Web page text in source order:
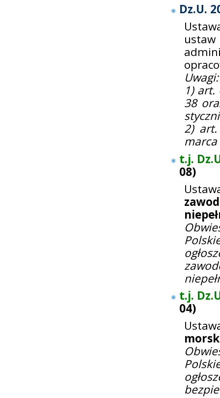
Dz.U.
Uwagi:
1)
38
2)
t.j.
08)
t.j.
04)